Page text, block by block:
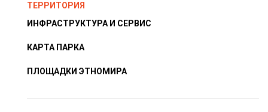
ТЕРРИТОРИЯ
ИНФРАСТРУКТУРА И СЕРВИС
КАРТА ПАРКА
ПЛОЩАДКИ ЭТНОМИРА